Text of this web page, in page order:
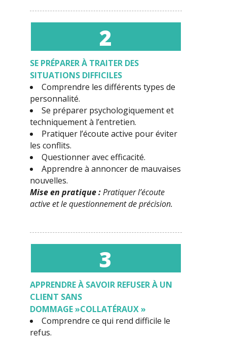
2
SE PRÉPARER À TRAITER DES
SITUATIONS DIFFICILES
Comprendre les différents types de
personnalité.
Se préparer psychologiquement et
techniquement à l’entretien.
Pratiquer l’écoute active pour éviter
les conflits.
Questionner avec efficacité.
Apprendre à annoncer de mauvaises
nouvelles.
Mise en pratique :Pratiquer l’écoute
active et le questionnement de précision.
3
APPRENDRE À SAVOIR REFUSER À UN
CLIENT SANS
DOMMAGE »COLLATÉRAUX »
Comprendre ce qui rend difficile le
refus.